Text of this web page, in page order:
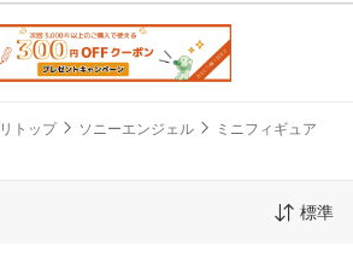
トップ ソニーエンジェル
ミニフィギュア
標準